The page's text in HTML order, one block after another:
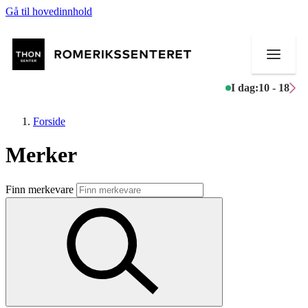
Gå til hovedinnhold
I dag:10 - 18
Butikker
Mat og drikke
Aktiviteter
Forside
Merker
Finn merkevare